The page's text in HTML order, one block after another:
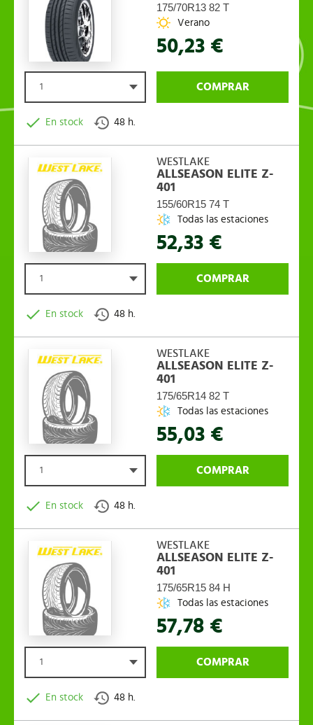
175/70R13 82 T
Verano
50,23 €
1 COMPRAR
En stock 48 h.
WESTLAKE
ALLSEASON ELITE Z-
401
155/60R15 74 T
Todas las estaciones
52,33 €
1 COMPRAR
En stock 48 h.
WESTLAKE
ALLSEASON ELITE Z-
401
175/65R14 82 T
Todas las estaciones
55,03 €
1 COMPRAR
En stock 48 h.
WESTLAKE
ALLSEASON ELITE Z-
401
175/65R15 84 H
Todas las estaciones
57,78 €
1 COMPRAR
En stock 48 h.